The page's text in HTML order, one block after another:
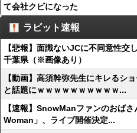
て会社クビになった
ラビット速報
【悲報】面識ないJCに不同意性
千葉県（※画像あり）
【動画】高須幹弥先生にキレるシ
と話題にｗｗｗｗｗｗｗｗｗｗ...
【速報】SnowManファンのおば
Woman」、ライブ開催決定...